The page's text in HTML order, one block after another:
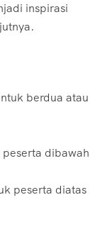
inspirasi
berdua atau
dibawah
peserta diatas